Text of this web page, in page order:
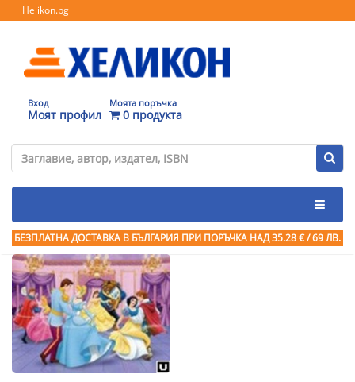
Helikon.bg
Вход
Моят профил
Моята поръчка
0 продукта
БЕЗПЛАТНА ДОСТАВКА В БЪЛГАРИЯ ПРИ ПОРЪЧКА НАД 35.28 € / 69 ЛВ.